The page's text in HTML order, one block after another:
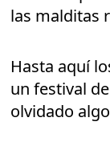
las malditas
Hasta aquí
un festival
olvidado